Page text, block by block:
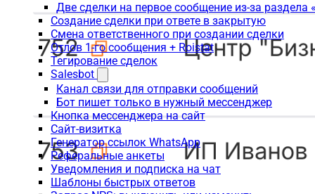
Две сделки на первое сообщение из-за раздела
Создание сделки при ответе в закрытую
Смена ответственного при создании сделки
Отлов 1-го сообщения + Roistat
Тегирование сделок
Salesbot
Канал связи для отправки сообщений
Бот пишет только в нужный мессенджер
Кнопка мессенджера на сайт
Сайт-визитка
Генератор ссылок WhatsApp
Реферальные анкеты
Уведомления и подписка на чат
Шаблоны быстрых ответов